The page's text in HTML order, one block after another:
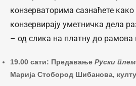
конзерваторима сазнаћете како
конзервирају уметничка дела
– од слика на платну до рамова
19.00 сати: Предавање Руски
Марија Стобород Шибанова,